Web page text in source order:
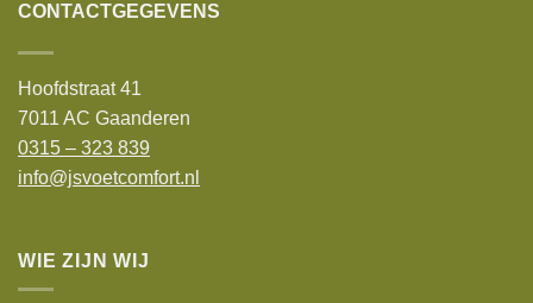
CONTACTGEGEVENS
Hoofdstraat 41
7011 AC Gaanderen
0315 – 323 839
info@jsvoetcomfort.nl
WIE ZIJN WIJ